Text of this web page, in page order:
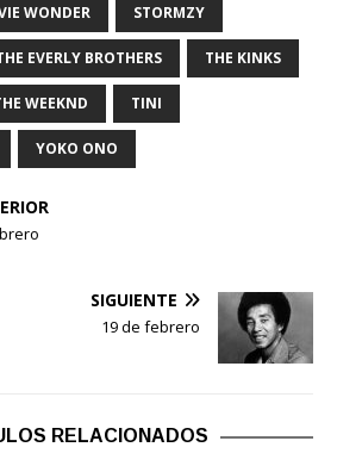
WONDER STORMZY
EVERLY BROTHERS THE KINKS
WEEKND TINI
YOKO ONO
SIGUIENTE
19 de febrero
RELACIONADOS